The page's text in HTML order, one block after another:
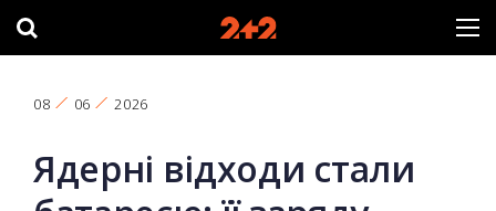
08 06 2026
Ядерні відходи стали